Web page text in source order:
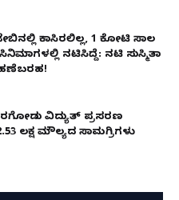
ಕಾಸಿರಲಿಲ್ಲ, ₹1 ಕೋಟಿ ಸಾಲ
ನಟಿಸಿದ್ದೆ: ನಟಿ ಸುಸ್ಮಿತಾ
ಹಣೆಬರಹ!
ವಿದ್ಯುತ್ ಪ್ರಸರಣ
ಲಕ್ಷ ಮೌಲ್ಯದ ಸಾಮಗ್ರಿಗಳು